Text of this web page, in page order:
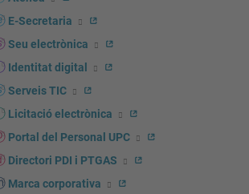
E-Secretaria
Seu electrònica
Identitat digital
Serveis TIC
Licitació electrònica
Portal del Personal UPC
Directori PDI i PTGAS
Marca corporativa